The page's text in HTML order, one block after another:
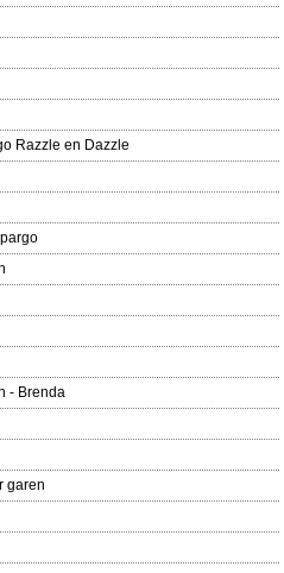
Razzle en Dazzle
- Brenda
garen